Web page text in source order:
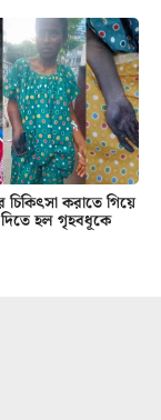
চিকিৎসা করাতে গিয়ে
দিতে হল গৃহবধূকে